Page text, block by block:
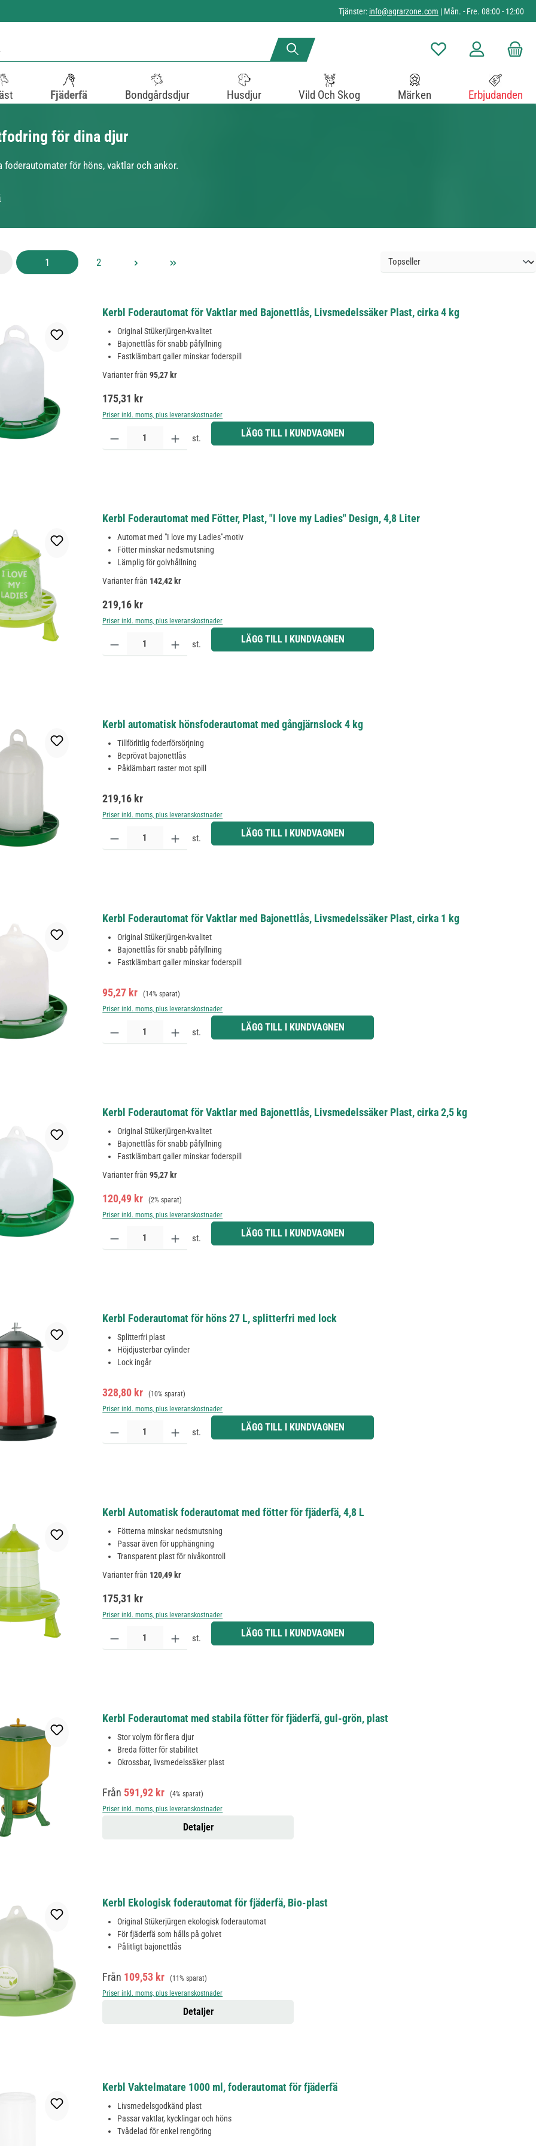
Tjänster: info@agrarzone.com | Mån. - Fre. 08:00 - 12:00
Du har 0 objekt i
Fjäderfä Bondgårdsdjur Husdjur Vild Och Skog Märken Erbjudanden
för dina djur
för höns, vaktlar och ankor.
Sida
1 Sida
2
Kerbl Foderautomat för Vaktlar med Bajonettlås, Livsmedelssäker Plast, cirka 4 kg
Original Stükerjürgen-kvalitet
Bajonettlås för snabb påfyllning
Fastklämbart galler minskar foderspill
Varianter från 95,27 kr
Ordinarie pris:
175,31 kr
Priser inkl. moms, plus leveranskostnader
Produktkvantitet: Ange önskat belopp eller använd knapparna för att öka eller minska kvantiteten.
st. LÄGG TILL I KUNDVAGNEN
Kerbl Foderautomat med Fötter, Plast, "I love my Ladies" Design, 4,8 Liter
Automat med "I love my Ladies"-motiv
Fötter minskar nedsmutsning
Lämplig för golvhållning
Varianter från 142,42 kr
Ordinarie pris:
219,16 kr
Priser inkl. moms, plus leveranskostnader
Produktkvantitet: Ange önskat belopp eller använd knapparna för att öka eller minska kvantiteten.
st. LÄGG TILL I KUNDVAGNEN
Kerbl automatisk hönsfoderautomat med gångjärnslock 4 kg
Tillförlitlig foderförsörjning
Beprövat bajonettlås
Påklämbart raster mot spill
Ordinarie pris:
219,16 kr
Priser inkl. moms, plus leveranskostnader
Produktkvantitet: Ange önskat belopp eller använd knapparna för att öka eller minska kvantiteten.
st. LÄGG TILL I KUNDVAGNEN
Kerbl Foderautomat för Vaktlar med Bajonettlås, Livsmedelssäker Plast, cirka 1 kg
Original Stükerjürgen-kvalitet
Bajonettlås för snabb påfyllning
Fastklämbart galler minskar foderspill
Försäljningspris:
95,27 kr Ordinarie pris:
(14% sparat)
Priser inkl. moms, plus leveranskostnader
Produktkvantitet: Ange önskat belopp eller använd knapparna för att öka eller minska kvantiteten.
st. LÄGG TILL I KUNDVAGNEN
Kerbl Foderautomat för Vaktlar med Bajonettlås, Livsmedelssäker Plast, cirka 2,5 kg
Original Stükerjürgen-kvalitet
Bajonettlås för snabb påfyllning
Fastklämbart galler minskar foderspill
Varianter från 95,27 kr
Försäljningspris:
120,49 kr Ordinarie pris:
(2% sparat)
Priser inkl. moms, plus leveranskostnader
Produktkvantitet: Ange önskat belopp eller använd knapparna för att öka eller minska kvantiteten.
st. LÄGG TILL I KUNDVAGNEN
Kerbl Foderautomat för höns 27 L, splitterfri med lock
Splitterfri plast
Höjdjusterbar cylinder
Lock ingår
Försäljningspris:
328,80 kr Ordinarie pris:
(10% sparat)
Priser inkl. moms, plus leveranskostnader
Produktkvantitet: Ange önskat belopp eller använd knapparna för att öka eller minska kvantiteten.
st. LÄGG TILL I KUNDVAGNEN
Kerbl Automatisk foderautomat med fötter för fjäderfä, 4,8 L
Fötterna minskar nedsmutsning
Passar även för upphängning
Transparent plast för nivåkontroll
Varianter från 120,49 kr
Ordinarie pris:
175,31 kr
Priser inkl. moms, plus leveranskostnader
Produktkvantitet: Ange önskat belopp eller använd knapparna för att öka eller minska kvantiteten.
st. LÄGG TILL I KUNDVAGNEN
Kerbl Foderautomat med stabila fötter för fjäderfä, gul-grön, plast
Stor volym för flera djur
Breda fötter för stabilitet
Okrossbar, livsmedelssäker plast
Försäljningspris:
Från 591,92 kr Ordinarie pris:
(4% sparat)
Priser inkl. moms, plus leveranskostnader
Detaljer
Kerbl Ekologisk foderautomat för fjäderfä, Bio-plast
Original Stükerjürgen ekologisk foderautomat
För fjäderfä som hålls på golvet
Pålitligt bajonettlås
Försäljningspris:
Från 109,53 kr Ordinarie pris:
(11% sparat)
Priser inkl. moms, plus leveranskostnader
Detaljer
Kerbl Vaktelmatare 1000 ml, foderautomat för fjäderfä
Livsmedelsgodkänd plast
Passar vaktlar, kycklingar och höns
Tvådelad för enkel rengöring